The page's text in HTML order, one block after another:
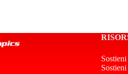
Sostieni